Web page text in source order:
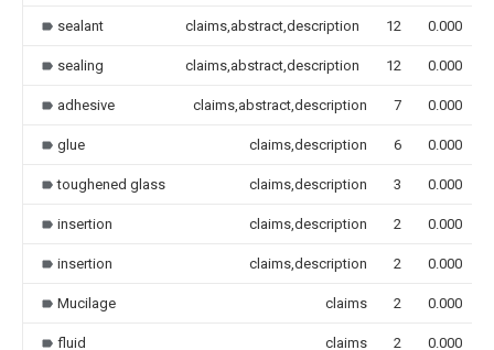
sealant claims,abstract,description 12 0.000
sealing claims,abstract,description 12 0.000
adhesive claims,abstract,description 7 0.000
glue claims,description 6 0.000
toughened glass claims,description 3 0.000
insertion claims,description 2 0.000
insertion claims,description 2 0.000
Mucilage claims 2 0.000
fluid claims 2 0.000